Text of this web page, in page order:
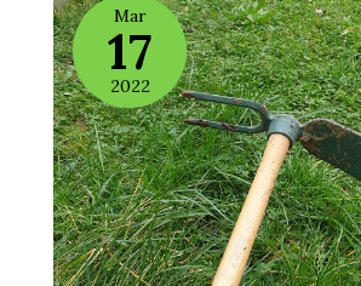
Mar
17
2022